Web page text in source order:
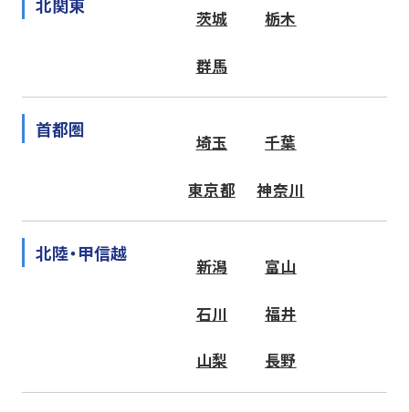
茨城 栃木
群馬
首都圏
埼玉 千葉
東京都 神奈川
北陸・甲信越
新潟 富山
石川 福井
山梨 長野